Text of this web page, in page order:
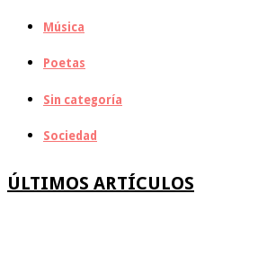
Música
Poetas
Sin categoría
Sociedad
ÚLTIMOS ARTÍCULOS